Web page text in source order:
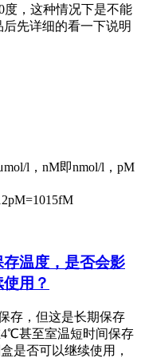
度，这种情况下是不能
先详细的看一下说明
l，nM即nmol/l，pM
温度，是否会影
用？
，但这是长期保存
甚至室温短时间保存
是否可以继续使用，